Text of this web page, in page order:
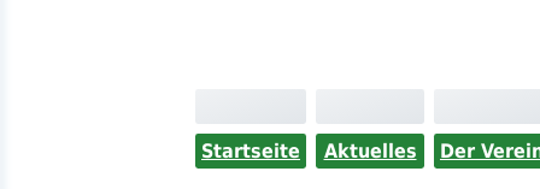
Startseite Aktuelles Der